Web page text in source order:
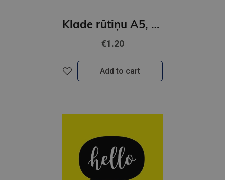
Klade rūtiņu A5, 48 lapas, Globuss 2024
€1.20
Add to cart